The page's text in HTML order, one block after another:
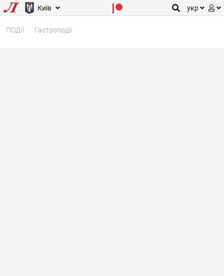
Київ укр
ПОДІЇ Гастроподії